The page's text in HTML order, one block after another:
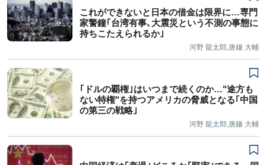
これができないと日本の借金は限界に…専門
家警鐘｢台湾有事､大震災という不測の事態に
持ちこたえられるか｣
河野 龍太郎,唐鎌 大輔
｢ドルの覇権｣はいつまで続くのか…"途方も
ない特権"を持つアメリカの脅威となる｢中国
の第三の戦略｣
河野 龍太郎,唐鎌 大輔